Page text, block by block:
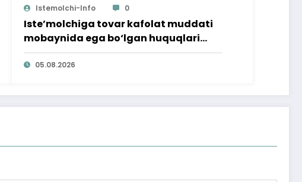
Istemolchi-Info 0
Iste’molchiga tovar kafolat muddati
mobaynida ega bo‘lgan huquqlari
ta’minlab berildi
05.08.2026